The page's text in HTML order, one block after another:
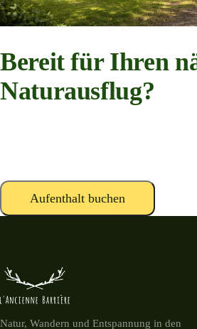
Bereit für Ihren
Naturausflug?
Aufenthalt buchen
Natur, Wandern und Entspannung in den